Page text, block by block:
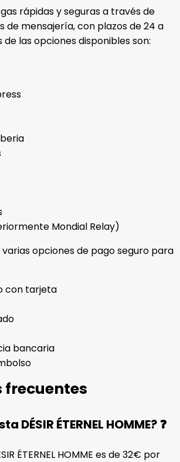
rápidas y seguras a través de
de mensajería, con plazos de 24 a
de las opciones disponibles son:
Mondial Relay)
opciones de pago seguro para
con tarjeta
bancaria
frecuentes
DÉSIR ÉTERNEL HOMME? ❓
ÉTERNEL HOMME es de 32€ por